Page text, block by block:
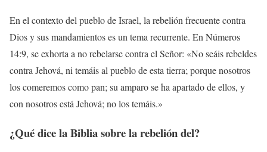
En el contexto del pueblo de Israel, la rebelión frecuente contra
Dios y sus mandamientos es un tema recurrente. En Números
14:9, se exhorta a no rebelarse contra el Señor: «No seáis rebeldes
contra Jehová, ni temáis al pueblo de esta tierra; porque nosotros
los comeremos como pan; su amparo se ha apartado de ellos, y
con nosotros está Jehová; no los temáis.»
¿Qué dice laBibliasobre la rebelión del?